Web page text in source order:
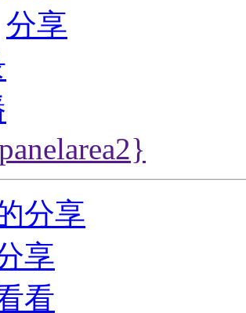
分享
分享
享
看